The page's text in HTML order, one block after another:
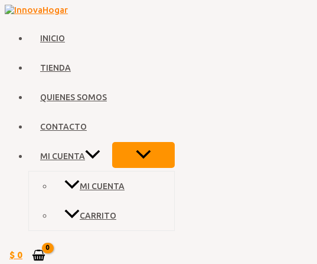
Ir
INICIO
TIENDA
QUIENES SOMOS
CONTACTO
MI CUENTA
ALTERNAR
MI CUENTA
CARRITO
$ 0